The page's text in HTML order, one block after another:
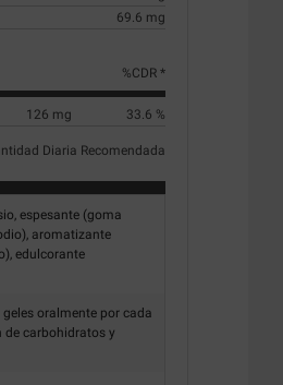
69.6 mg
%CDR *
126 mg 33.6 %
Diaria Recomendada
espesante (goma
aromatizante
edulcorante
oralmente por cada
carbohidratos y